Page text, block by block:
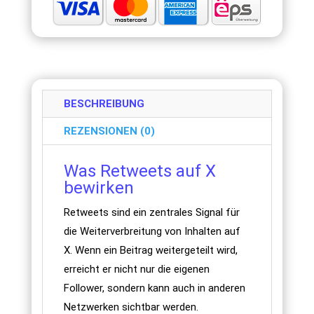
BESCHREIBUNG
REZENSIONEN (0)
Was Retweets auf X
bewirken
Retweets sind ein zentrales Signal für
die Weiterverbreitung von Inhalten auf
X. Wenn ein Beitrag weitergeteilt wird,
erreicht er nicht nur die eigenen
Follower, sondern kann auch in anderen
Netzwerken sichtbar werden.